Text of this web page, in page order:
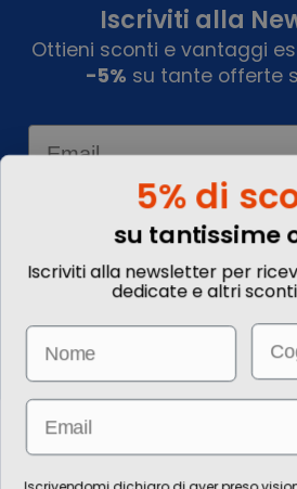
Informazioni
Come prenotare
Iscriviti alla
Ottieni sconti e vantaggi
-5% su tante offerte
Email
Le immagini hanno valore puramente
Per l’erogazione dei servizi di viaggio è
5% di
su tantissime
Iscriviti alla newsletter per
dedicate e altri sconti
Name Email
Email